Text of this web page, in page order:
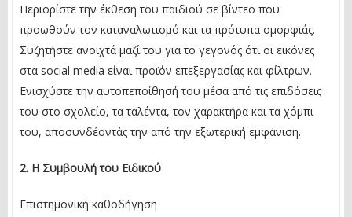
Περιορίστε την έκθεση του παιδιού σε βίντεο που
προωθούν τον καταναλωτισμό και τα πρότυπα ομορφιάς.
Συζητήστε ανοιχτά μαζί του για το γεγονός ότι οι εικόνες
στα social media είναι προϊόν επεξεργασίας και φίλτρων.
Ενισχύστε την αυτοπεποίθησή του μέσα από τις επιδόσεις
του στο σχολείο, τα ταλέντα, τον χαρακτήρα και τα χόμπι
του, αποσυνδέοντάς την από την εξωτερική εμφάνιση.
2. Η Συμβουλή του Ειδικού
Επιστημονική καθοδήγηση